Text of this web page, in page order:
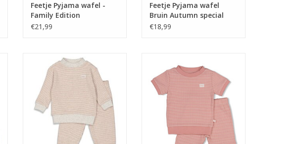
Feetje Pyjama wafel -
Family Edition
Champagne 2024
€21,99
Feetje Pyjama wafel
Bruin Autumn special
NOS
€18,99
Feetje Pyjama wafel Stroopwafel
NOS
TOEVOEGEN AAN WINKELWAGEN
Special Mauve
TOEVOEGEN AAN WINKELWAGEN